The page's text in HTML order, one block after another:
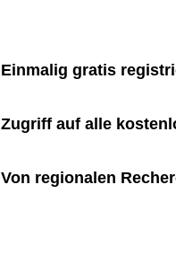
Einmalig gratis
Zugriff auf alle
Von regionalen